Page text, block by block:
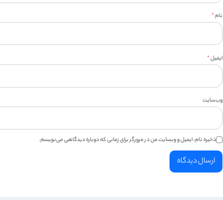
نام*
ایمیل*
وب‌سایت
ذخیره نام، ایمیل و وبسایت من در مرورگر برای زمانی که دوباره دیدگاهی می‌نویسم.